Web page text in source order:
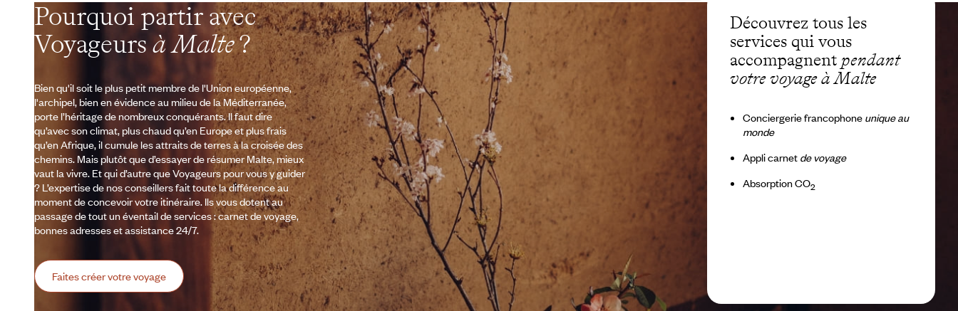
Pourquoi partir avec
Voyageursà Malte?
Bien qu'il soit le plus petit membre de l'Union européenne,
l'archipel, bien en évidence au milieu de la Méditerranée,
porte l’héritage de nombreux conquérants. Il faut dire
qu’avec son climat, plus chaud qu’en Europe et plus frais
qu’en Afrique, il cumule les attraits de terres à la croisée des
chemins. Mais plutôt que d’essayer de résumer Malte, mieux
vaut la vivre. Et qui d’autre que Voyageurs pour vous y guider
? L’expertise de nos conseillers fait toute la différence au
moment de concevoir votre itinéraire. Ils vous dotent au
passage de tout un éventail de services : carnet de voyage,
bonnes adresses et assistance 24/7.
Faites créer votre voyage
Découvrez tous les
services qui vous
accompagnent pendant
votre voyage à Malte
Conciergerie francophone unique au
monde
Appli carnet de voyage
Absorption CO2